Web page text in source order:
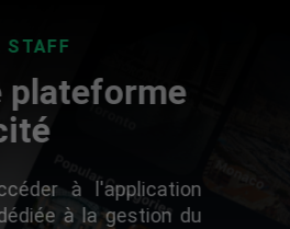
STAFF
plateforme
accéder à l'application
dédiée à la gestion du